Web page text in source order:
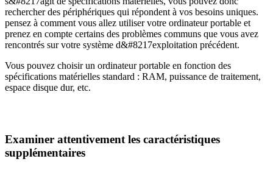
rechercher des périphériques qui répondent à vos besoins uniques.
pensez à comment vous allez utiliser votre ordinateur portable et
prenez en compte certains des problèmes communs que vous avez
rencontrés sur votre système d&#8217exploitation précédent.
Vous pouvez choisir un ordinateur portable en fonction des
spécifications matérielles standard : RAM, puissance de traitement,
espace disque dur, etc.
Examiner attentivement les caractéristiques
supplémentaires